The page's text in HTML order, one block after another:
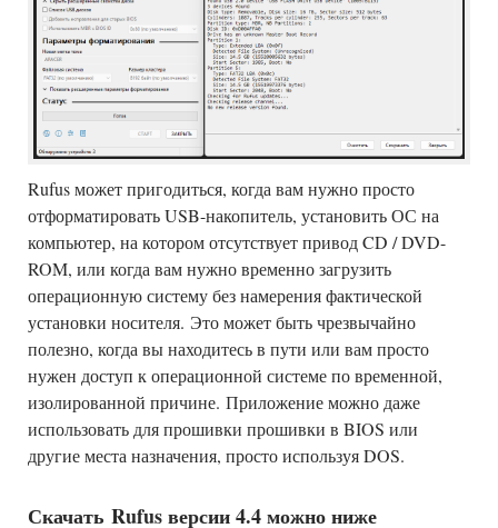
Rufus может пригодиться, когда вам нужно просто
отформатировать USB-накопитель, установить ОС на
компьютер, на котором отсутствует привод CD / DVD-
ROM, или когда вам нужно временно загрузить
операционную систему без намерения фактической
установки носителя. Это может быть чрезвычайно
полезно, когда вы находитесь в пути или вам просто
нужен доступ к операционной системе по временной,
изолированной причине. Приложение можно даже
использовать для прошивки прошивки в BIOS или
другие места назначения, просто используя DOS.
Скачать Rufus версии 4.4 можно ниже